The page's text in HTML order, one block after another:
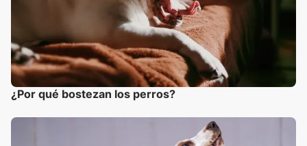
¿Por qué bostezan los perros?